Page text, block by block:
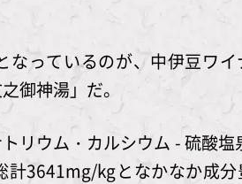
っているのが、中伊豆ワ
御神湯」だ。
リウム・カルシウム - 硫酸
3641mg/kgとなかなか成